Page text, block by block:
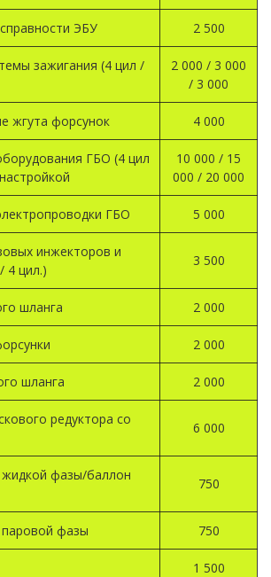
ЭБУ 2 500
зажигания (4 цил /
2 000 / 3 000
/ 3 000
жгута форсунок 4 000
ГБО (4 цил
10 000 / 15
000 / 20 000
ГБО 5 000
инжекторов и
4 цил.)
3 500
шланга 2 000
2 000
шланга 2 000
редуктора со
6 000
фазы/баллон
750
фазы 750
1 500